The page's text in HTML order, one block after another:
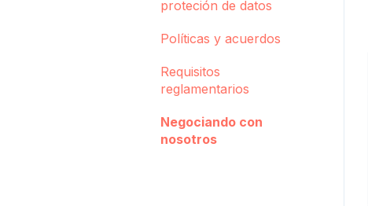
proteción de datos
Políticas y acuerdos
Requisitos
reglamentarios
Negociando con
nosotros